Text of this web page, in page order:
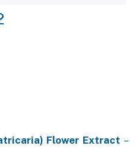
Flower Extract –